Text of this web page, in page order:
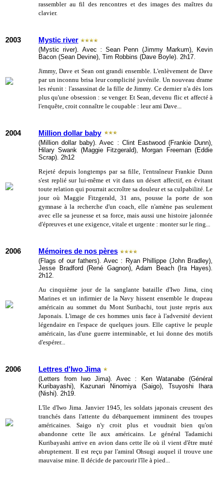
rassembler au fil des rencontres et des images des maîtres du
clavier.
2003 Mystic river
(Mystic river). Avec : Sean Penn (Jimmy Markum), Kevin
Bacon (Sean Devine), Tim Robbins (Dave Boyle). 2h17.
Jimmy, Dave et Sean ont grandi ensemble. L'enlèvement de Dave
par un inconnu brisa leur complicité juvénile. Un nouveau drame
les réunit : l'assassinat de la fille de Jimmy. Ce dernier n'a dès lors
plus qu'une obsession : se venger. Et Sean, devenu flic et affecté à
l'enquête, croit connaître le coupable : leur ami Dave...
2004 Million dollar baby
(Million dollar baby). Avec : Clint Eastwood (Frankie Dunn),
Hilary Swank (Maggie Fitzgerald), Morgan Freeman (Eddie
Scrap). 2h12
Rejeté depuis longtemps par sa fille, l'entraîneur Frankie Dunn
s'est replié sur lui-même et vit dans un désert affectif, en évitant
toute relation qui pourrait accroître sa douleur et sa culpabilité. Le
jour où Maggie Fitzgerald, 31 ans, pousse la porte de son
gymnase à la recherche d'un coach, elle n'amène pas seulement
avec elle sa jeunesse et sa force, mais aussi une histoire jalonnée
d'épreuves et une exigence, vitale et urgente : monter sur le ring...
2006 Mémoires de nos pères
(Flags of our fathers). Avec : Ryan Phillippe (John Bradley),
Jesse Bradford (René Gagnon), Adam Beach (Ira Hayes).
2h12.
Au cinquième jour de la sanglante bataille d'Iwo Jima, cinq
Marines et un infirmier de la Navy hissent ensemble le drapeau
américain au sommet du Mont Suribachi, tout juste repris aux
Japonais. L'image de ces hommes unis face à l'adversité devient
légendaire en l'espace de quelques jours. Elle captive le peuple
américain, las d'une guerre interminable, et lui donne des motifs
d'espérer...
2006 Lettres d'Iwo Jima
(Letters from Iwo Jima). Avec : Ken Watanabe (Général
Kuribayashi), Kazunari Ninomiya (Saigo), Tsuyoshi Ihara
(Nishi). 2h19.
L'île d'Iwo Jima. Janvier 1945, les soldats japonais creusent des
tranchés dans l'attente du débarquement imminent des troupes
américaines. Saigo n'y croit plus et voudrait bien qu'on
abandonne cette île aux américains. Le général Tadamichi
Kuribayashi arrive en avion dans cette île où il vient d'être muté
abruptement. Il est reçu par l'amiral Ohsugi auquel il trouve une
mauvaise mine. Il décide de parcourir l'île à pied...